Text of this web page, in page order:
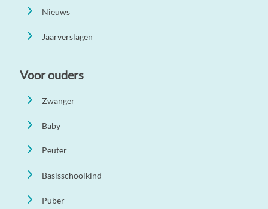
Nieuws
Jaarverslagen
Voor ouders
Zwanger
Baby
Peuter
Basisschoolkind
Puber